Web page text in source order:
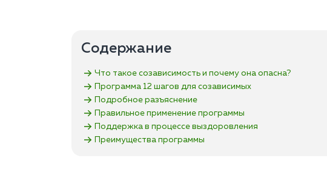
Содержание
Что такое созависимость и почему она опасна?
Программа 12 шагов для созависимых
Подробное разъяснение
Правильное применение программы
Поддержка в процессе выздоровления
Преимущества программы